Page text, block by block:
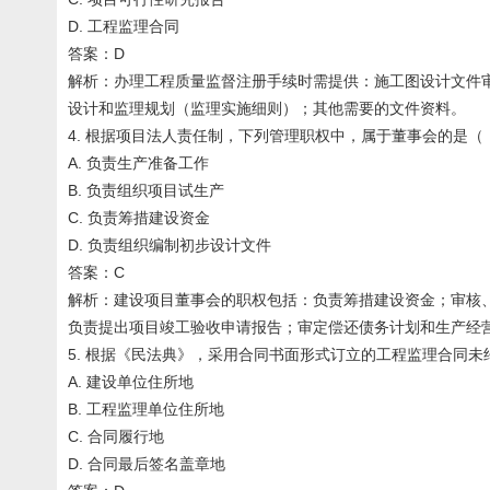
D. 工程监理合同
答案：D
解析：办理工程质量监督注册手续时需提供：施工图设计文
设计和监理规划（监理实施细则）；其他需要的文件资料。
4. 根据项目法人责任制，下列管理职权中，属于董事会的是（
A. 负责生产准备工作
B. 负责组织项目试生产
C. 负责筹措建设资金
D. 负责组织编制初步设计文件
答案：C
解析：建设项目董事会的职权包括：负责筹措建设资金；审
负责提出项目竣工验收申请报告；审定偿还债务计划和生产经
5. 根据《民法典》，采用合同书面形式订立的工程监理合同
A. 建设单位住所地
B. 工程监理单位住所地
C. 合同履行地
D. 合同最后签名盖章地